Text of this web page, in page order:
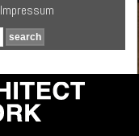
Impressum